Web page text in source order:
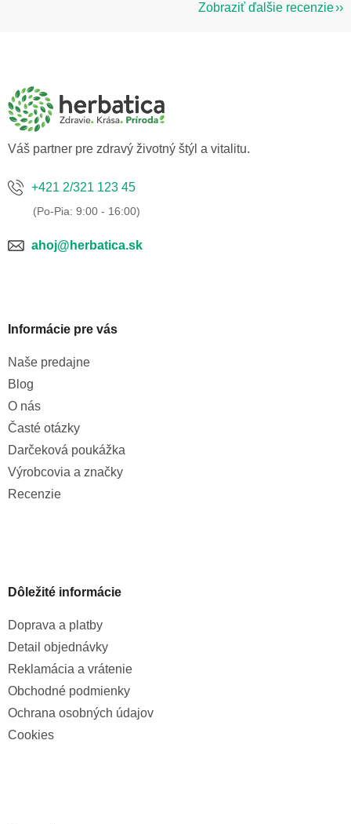
Zobraziť ďalšie recenzie
Váš partner pre zdravý životný štýl a vitalitu.
+421 2/321 123 45
ahoj@herbatica.sk
Informácie pre vás
Naše predajne
Blog
O nás
Časté otázky
Darčeková poukážka
Výrobcovia a značky
Recenzie
Dôležité informácie
Doprava a platby
Detail objednávky
Reklamácia a vrátenie
Obchodné podmienky
Ochrana osobných údajov
Cookies